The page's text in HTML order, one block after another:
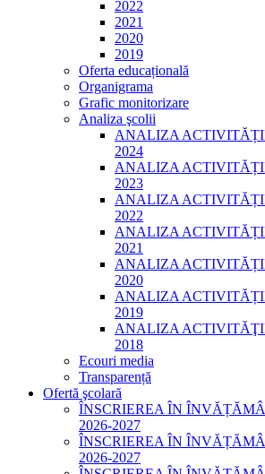
2022
2021
2020
2019
Oferta educațională
Organigrama
Grafic monitorizare
Analiza şcolii
ANALIZA ACTIVITĂȚII
2024
ANALIZA ACTIVITĂȚII
2023
ANALIZA ACTIVITĂȚII
2022
ANALIZA ACTIVITĂȚII
2021
ANALIZA ACTIVITĂȚII
2020
ANALIZA ACTIVITĂȚII
2019
ANALIZA ACTIVITĂŢII
2018
Ecouri media
Transparență
Ofertă şcolară
ÎNSCRIEREA ÎN
2026-2027
ÎNSCRIEREA ÎN
2026-2027